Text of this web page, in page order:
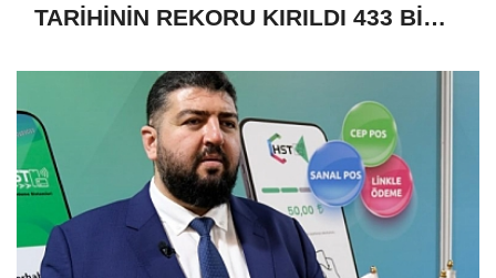
TARİHİNİN REKORU KIRILDI 433 BİN